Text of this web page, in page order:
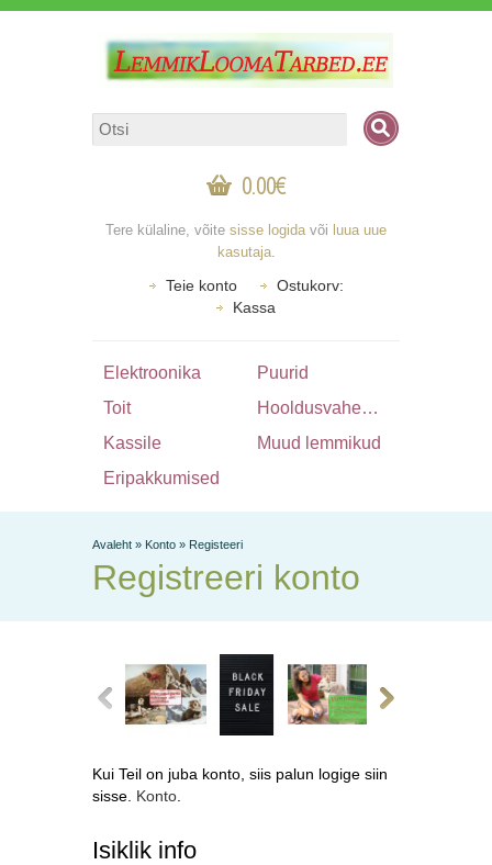
0.00€
Tere külaline, võite sisse logidavõi luua uue
kasutaja.
Teie konto
Ostukorv:
Kassa
Elektroonika
Puurid
Toit
Hooldusvahendid & Tarbed
Kassile
Muud lemmikud
Eripakkumised
Avaleht » Konto » Registeeri
Registreeri konto
Kui Teil on juba konto, siis palun logige siin
sisse. Konto
Isiklik info